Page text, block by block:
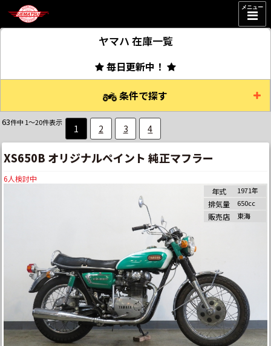
メニュー
ヤマハ 在庫一覧
毎日更新中！
条件で探す
63件中 1～20件表示
1 2 3 4
XS650B オリジナルペイント 純正マフラー
6人検討中
年式 1971年
排気量 650cc
販売店 東海